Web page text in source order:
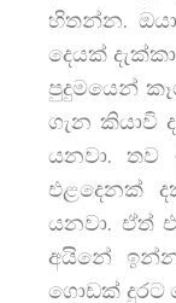
හිතන්න.
දෙයක්
පුදුමයෙන්
ගැන කියාවි
යනවා.
එළදෙනක්
යනවා. ඒත්
අයිනේ
ගොඩක් දුරට